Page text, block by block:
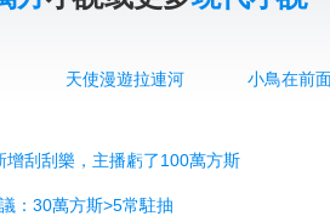
天使漫遊拉連河 小鳥在前
增刮刮樂，主播虧了100萬方斯
：30萬方斯>5常駐抽